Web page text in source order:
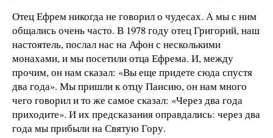
Отец Ефрем никогда не говорил о чудесах. А мы с ним
общались очень часто. В 1978 году отец Григорий, наш
настоятель, послал нас на Афон с несколькими
монахами, и мы посетили отца Ефрема. И, между
прочим, он нам сказал: «Вы еще придете сюда спустя
два года». Мы пришли к отцу Паисию, он нам много
чего говорил и то же самое сказал: «Через два года
приходите». И их предсказания оправдались: через два
года мы прибыли на Святую Гору.